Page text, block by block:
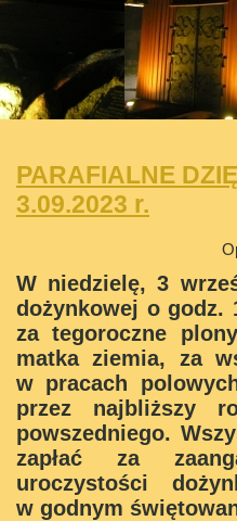
PARAFIALNE
3.09.2023 r.
W niedzielę, 3
dożynkowej o godz.
za tegoroczne
matka ziemia, za
w pracach
przez najbliższy
powszedniego.
zapłać za
uroczystości
w godnym